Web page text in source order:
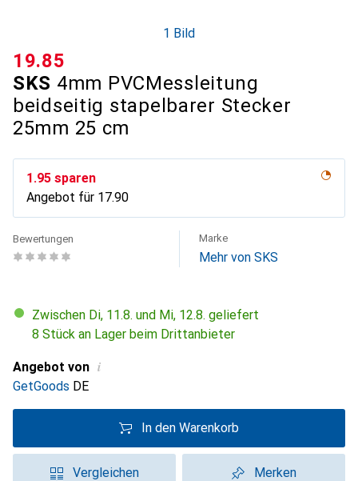
1 Bild
SKS 4mm PVCMessleitung
beidseitig stapelbarer Stecker
25mm 25 cm
CHF
19.85
CHF
1.95 sparen
Angebot für CHF
17.90
Bewertungen Marke
Mehr von SKS
Zwischen Di, 11.8. und Mi, 12.8. geliefert
8 Stück an Lager beim Drittanbieter
Angebot von i
GetGoods DE
In den Warenkorb
Vergleichen Merken